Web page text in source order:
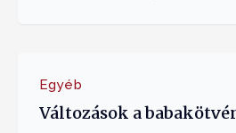
Egyéb
Változások a